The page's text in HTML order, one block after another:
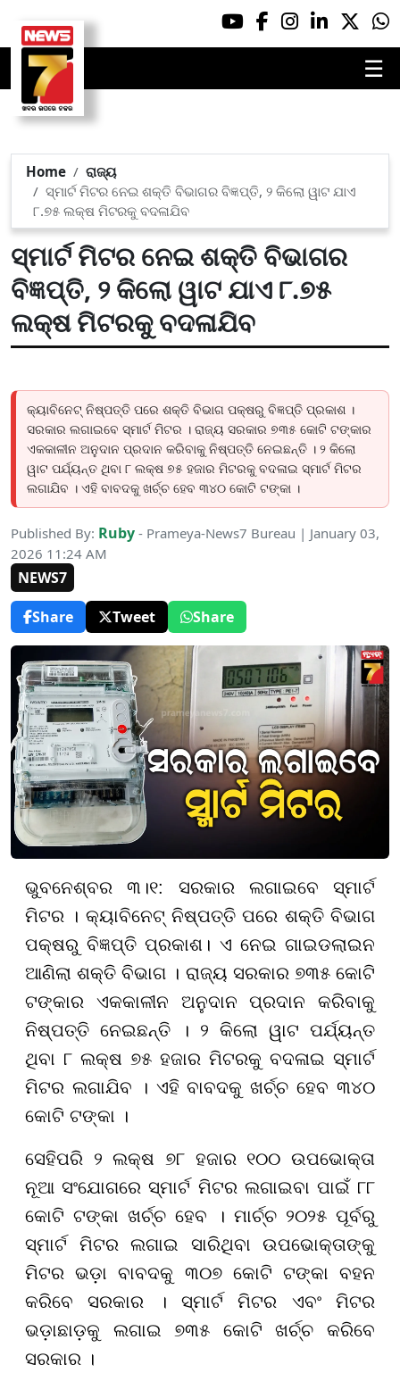
☰
Home
ରାଜ୍ୟ
ସ୍ମାର୍ଟ ମିଟର ନେଇ ଶକ୍ତି ବିଭାଗର ବିଜ୍ଞପ୍ତି, ୨ କିଲୋ ୱାଟ ଯାଏ
୮.୭୫ ଲକ୍ଷ ମିଟରକୁ ବଦଳାଯିବ
ସ୍ମାର୍ଟ ମିଟର ନେଇ ଶକ୍ତି ବିଭାଗର
ବିଜ୍ଞପ୍ତି, ୨ କିଲୋ ୱାଟ ଯାଏ ୮.୭୫
ଲକ୍ଷ ମିଟରକୁ ବଦଳାଯିବ
କ୍ୟାବିନେଟ୍ ନିଷ୍ପତ୍ତି ପରେ ଶକ୍ତି ବିଭାଗ ପକ୍ଷରୁ ବିଜ୍ଞପ୍ତି ପ୍ରକାଶ ।
ସରକାର ଲଗାଇବେ ସ୍ମାର୍ଟ ମିଟର । ରାଜ୍ୟ ସରକାର ୭୩୫ କୋଟି ଟଙ୍କାର
ଏକକାଳୀନ ଅନୁଦାନ ପ୍ରଦାନ କରିବାକୁ ନିଷ୍ପତ୍ତି ନେଇଛନ୍ତି । ୨ କିଲୋ
ୱାଟ ପର୍ଯ୍ୟନ୍ତ ଥିବା ୮ ଲକ୍ଷ ୭୫ ହଜାର ମିଟରକୁ ବଦଳାଇ ସ୍ମାର୍ଟ ମିଟର
ଲଗାଯିବ । ଏହି ବାବଦକୁ ଖର୍ଚ୍ଚ ହେବ ୩୪୦ କୋଟି ଟଙ୍କା ।
Published By: Ruby - Prameya-News7 Bureau | January 03,
2026 11:24 AM
NEWS7
Share
Tweet Share
ଭୁବନେଶ୍ବର ୩।୧: ସରକାର ଲଗାଇବେ ସ୍ମାର୍ଟ
ମିଟର । କ୍ୟାବିନେଟ୍ ନିଷ୍ପତ୍ତି ପରେ ଶକ୍ତି ବିଭାଗ
ପକ୍ଷରୁ ବିଜ୍ଞପ୍ତି ପ୍ରକାଶ। ଏ ନେଇ ଗାଇଡଲାଇନ
ଆଣିଲା ଶକ୍ତି ବିଭାଗ । ରାଜ୍ୟ ସରକାର ୭୩୫ କୋଟି
ଟଙ୍କାର ଏକକାଳୀନ ଅନୁଦାନ ପ୍ରଦାନ କରିବାକୁ
ନିଷ୍ପତ୍ତି ନେଇଛନ୍ତି । ୨ କିଲୋ ୱାଟ ପର୍ଯ୍ୟନ୍ତ
ଥିବା ୮ ଲକ୍ଷ ୭୫ ହଜାର ମିଟରକୁ ବଦଳାଇ ସ୍ମାର୍ଟ
ମିଟର ଲଗାଯିବ । ଏହି ବାବଦକୁ ଖର୍ଚ୍ଚ ହେବ ୩୪୦
କୋଟି ଟଙ୍କା ।
ସେହିପରି ୨ ଲକ୍ଷ ୭୮ ହଜାର ୧୦୦ ଉପଭୋକ୍ତା
ନୂଆ ସଂଯୋଗରେ ସ୍ମାର୍ଟ ମିଟର ଲଗାଇବା ପାଇଁ ୮୮
କୋଟି ଟଙ୍କା ଖର୍ଚ୍ଚ ହେବ । ମାର୍ଚ୍ଚ ୨୦୨୫ ପୂର୍ବରୁ
ସ୍ମାର୍ଟ ମିଟର ଲଗାଇ ସାରିଥିବା ଉପଭୋକ୍ତାଙ୍କୁ
ମିଟର ଭଡ଼ା ବାବଦକୁ ୩୦୭ କୋଟି ଟଙ୍କା ବହନ
କରିବେ ସରକାର । ସ୍ମାର୍ଟ ମିଟର ଏବଂ ମିଟର
ଭଡ଼ାଛାଡ଼କୁ ଲଗାଇ ୭୩୫ କୋଟି ଖର୍ଚ୍ଚ କରିବେ
ସରକାର ।